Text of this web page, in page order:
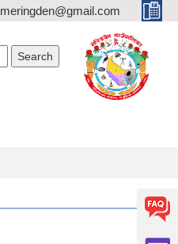
meringden@gmail.com